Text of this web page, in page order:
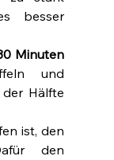
besser
Minuten
und
Hälfte
ist, den
den